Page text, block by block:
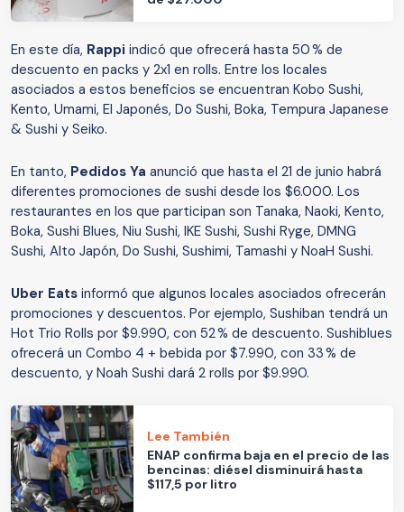
En este día, Rappi indicó que ofrecerá hasta 50 % de
descuento en packs y 2x1 en rolls. Entre los locales
asociados a estos beneficios se encuentran Kobo Sushi,
Kento, Umami, El Japonés, Do Sushi, Boka, Tempura Japanese
& Sushi y Seiko.
En tanto, Pedidos Ya anunció que hasta el 21 de junio habrá
diferentes promociones de sushi desde los $6.000. Los
restaurantes en los que participan son Tanaka, Naoki, Kento,
Boka, Sushi Blues, Niu Sushi, IKE Sushi, Sushi Ryge, DMNG
Sushi, Alto Japón, Do Sushi, Sushimi, Tamashi y NoaH Sushi.
Uber Eats informó que algunos locales asociados ofrecerán
promociones y descuentos. Por ejemplo, Sushiban tendrá un
Hot Trio Rolls por $9.990, con 52 % de descuento. Sushiblues
ofrecerá un Combo 4 + bebida por $7.990, con 33 % de
descuento, y Noah Sushi dará 2 rolls por $9.990.
Lee También
ENAP confirma baja en el precio de las
bencinas: diésel disminuirá hasta
$117,5 por litro